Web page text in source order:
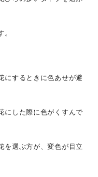
。
にするときに色あせが避
にした際に色がくすんで
を選ぶ方が、変色が目立